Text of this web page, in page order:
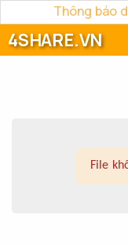
Thông báo
4SHARE.VN
File